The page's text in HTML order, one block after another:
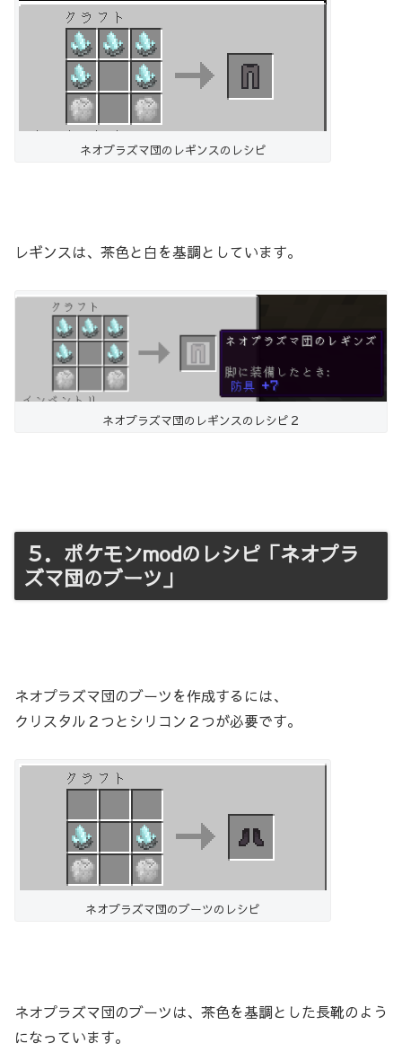
ネオプラズマ団のレギンスのレシピ
レギンスは、茶色と白を基調としています。
ネオプラズマ団のレギンスのレシピ２
５．ポケモンmodのレシピ「ネオプラ
ズマ団のブーツ」
ネオプラズマ団のブーツを作成するには、
クリスタル２つとシリコン２つが必要です。
ネオプラズマ団のブーツのレシピ
ネオプラズマ団のブーツは、茶色を基調とした長靴のよう
になっています。